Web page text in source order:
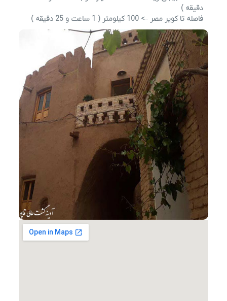
دقیقه )
فاصله تا کویر مصر –> 100 کیلومتر ( 1 ساعت و 25 دقیقه )